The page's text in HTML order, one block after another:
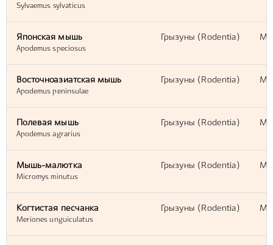
Sylvaemus sylvaticus
Японская мышь
Apodemus speciosus
Грызуны (Rodentia)
Восточноазиатская мышь
Apodemus peninsulae
Грызуны (Rodentia)
Полевая мышь
Apodemus agrarius
Грызуны (Rodentia)
Мышь-малютка
Micromys minutus
Грызуны (Rodentia)
Когтистая песчанка
Meriones unguiculatus
Грызуны (Rodentia)